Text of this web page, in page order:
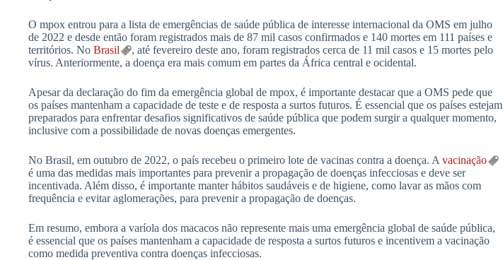
O mpox entrou para a lista de emergências de saúde pública de interesse internacional da OMS em julho
de 2022 e desde então foram registrados mais de 87 mil casos confirmados e 140 mortes em 111 países e
territórios. No Brasil
, até fevereiro deste ano, foram registrados cerca de 11 mil casos e 15 mortes pelo
vírus. Anteriormente, a doença era mais comum em partes da África central e ocidental.
Apesar da declaração do fim da emergência global de mpox, é importante destacar que a OMS pede que
os países mantenham a capacidade de teste e de resposta a surtos futuros. É essencial que os países estejam
preparados para enfrentar desafios significativos de saúde pública que podem surgir a qualquer momento,
inclusive com a possibilidade de novas doenças emergentes.
No Brasil, em outubro de 2022, o país recebeu o primeiro lote de vacinas contra a doença. A vacinação
é uma das medidas mais importantes para prevenir a propagação de doenças infecciosas e deve ser
incentivada. Além disso, é importante manter hábitos saudáveis e de higiene, como lavar as mãos com
frequência e evitar aglomerações, para prevenir a propagação de doenças.
Em resumo, embora a varíola dos macacos não represente mais uma emergência global de saúde pública,
é essencial que os países mantenham a capacidade de resposta a surtos futuros e incentivem a vacinação
como medida preventiva contra doenças infecciosas.